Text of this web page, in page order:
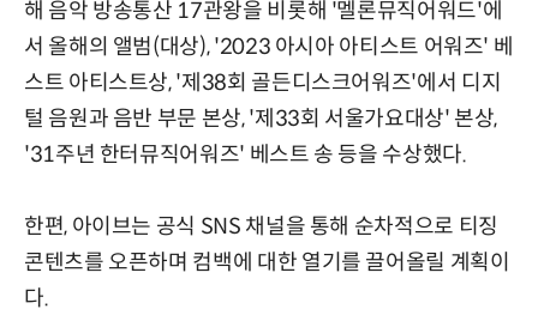
해 음악 방송통산 17관왕을 비롯해 '멜론뮤직어워드'에
서 올해의 앨범(대상), '2023 아시아 아티스트 어워즈' 베
스트 아티스트상, '제38회 골든디스크어워즈'에서 디지
털 음원과 음반 부문 본상, '제33회 서울가요대상' 본상,
'31주년 한터뮤직어워즈' 베스트 송 등을 수상했다.
한편, 아이브는 공식 SNS 채널을 통해 순차적으로 티징
콘텐츠를 오픈하며 컴백에 대한 열기를 끌어올릴 계획이
다.